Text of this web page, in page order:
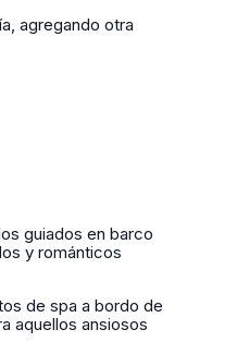
agregando otra
guiados en barco
y románticos
de spa a bordo de
aquellos ansiosos